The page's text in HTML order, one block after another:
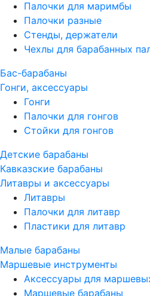
Палочки для маримбы
Палочки разные
Стенды, держатели
Чехлы для барабанных
Бас-барабаны
Гонги, аксессуары
Гонги
Палочки для гонгов
Стойки для гонгов
Детские барабаны
Кавказские барабаны
Литавры и аксессуары
Литавры
Палочки для литавр
Пластики для литавр
Малые барабаны
Маршевые инструменты
Аксессуары для
Маршевые барабаны